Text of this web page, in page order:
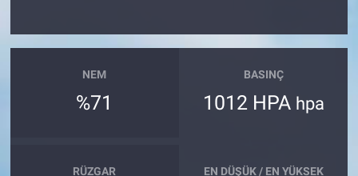
NEM
%71
BASINÇ
1012 HPA hpa
RÜZGAR EN DÜŞÜK / EN YÜKSEK